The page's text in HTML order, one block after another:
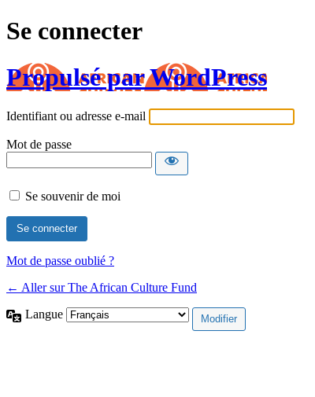
Se connecter
Propulsé par WordPress
Identifiant ou adresse e-mail
Mot de passe
Se souvenir de moi
Mot de passe oublié ?
← Aller sur The African Culture Fund
Langue